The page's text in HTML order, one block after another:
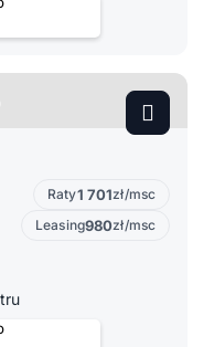
Raty1 701zł/msc
Leasing980zł/msc